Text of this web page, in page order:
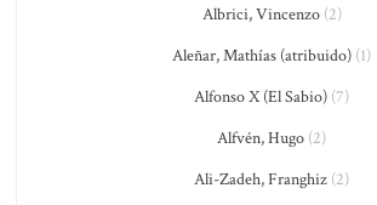
Albrici, Vincenzo(2)
Aleñar, Mathías (atribuido) (1)
Alfonso X (El Sabio) (7)
Alfvén, Hugo (2)
Ali-Zadeh, Franghiz (2)